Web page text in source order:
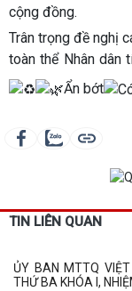
cộng đồng.
Trân trọng đề nghị
toàn thể Nhân dân
Ẩn bớt
TIN LIÊN QUAN
ỦY BAN MTTQ
THỨ BA KHÓA I,